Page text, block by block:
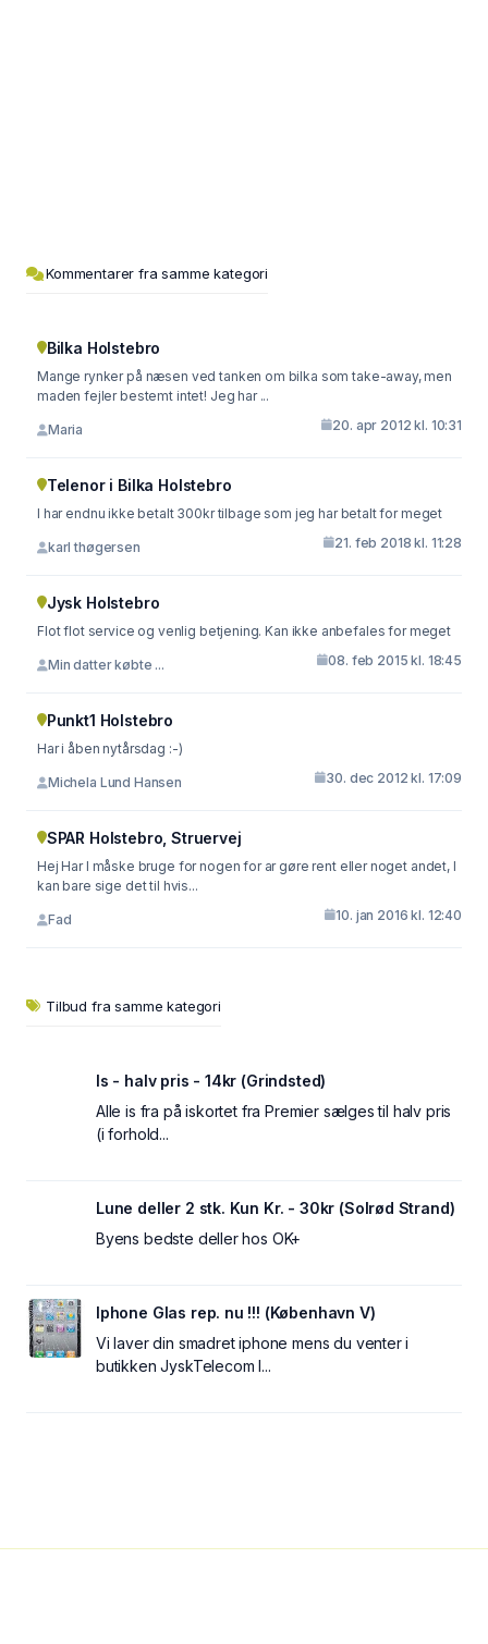
Kommentarer fra samme kategori
Bilka Holstebro
Mange rynker på næsen ved tanken om bilka som take-away, men
maden fejler bestemt intet! Jeg har ...
Maria 20. apr 2012 kl. 10:31
Telenor i Bilka Holstebro
I har endnu ikke betalt 300kr tilbage som jeg har betalt for meget
karl thøgersen 21. feb 2018 kl. 11:28
Jysk Holstebro
Flot flot service og venlig betjening. Kan ikke anbefales for meget
Min datter købte ... 08. feb 2015 kl. 18:45
Punkt1 Holstebro
Har i åben nytårsdag :-)
Michela Lund Hansen 30. dec 2012 kl. 17:09
SPAR Holstebro, Struervej
Hej Har I måske bruge for nogen for ar gøre rent eller noget andet, I
kan bare sige det til hvis...
Fad 10. jan 2016 kl. 12:40
Tilbud fra samme kategori
Is - halv pris - 14kr (Grindsted)
Alle is fra på iskortet fra Premier sælges til halv pris
(i forhold...
Lune deller 2 stk. Kun Kr. - 30kr (Solrød Strand)
Byens bedste deller hos OK+
Iphone Glas rep. nu !!! (København V)
Vi laver din smadret iphone mens du venter i
butikken JyskTelecom I...